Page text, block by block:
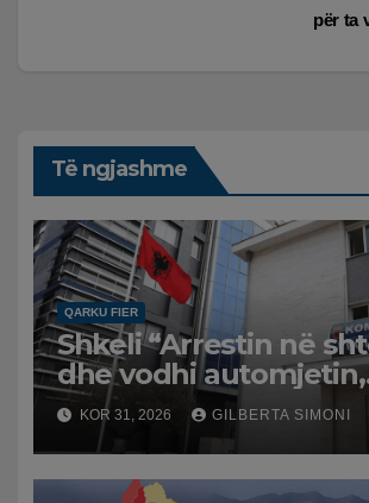
për ta
Të ngjashme
QARKU FIER
Shkeli “Arrestin në
dhe vodhi automjetin,
arrestohet 43-vjeçari
KOR 31, 2026 GILBERTA SIMONI